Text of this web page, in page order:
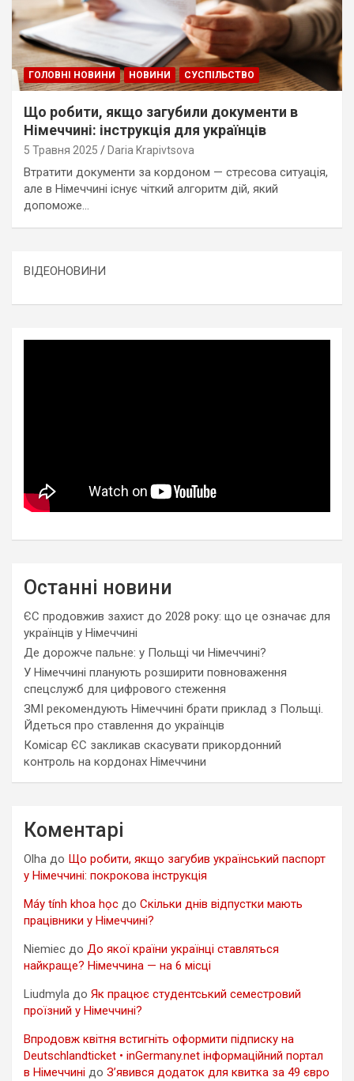
ГОЛОВНІ НОВИНИ НОВИНИ СУСПІЛЬСТВО
Що робити, якщо загубили документи в
Німеччині: інструкція для українців
5 Травня 2025 Daria Krapivtsova
Втратити документи за кордоном — стресова ситуація,
але в Німеччині існує чіткий алгоритм дій, який
допоможе…
ВІДЕОНОВИНИ
Останні новини
ЄС продовжив захист до 2028 року: що це означає для
українців у Німеччині
Де дорожче пальне: у Польщі чи Німеччині?
У Німеччині планують розширити повноваження
спецслужб для цифрового стеження
ЗМІ рекомендують Німеччині брати приклад з Польщі.
Йдеться про ставлення до українців
Комісар ЄС закликав скасувати прикордонний
контроль на кордонах Німеччини
Коментарі
Olha до Що робити, якщо загубив український паспорт
у Німеччині: покрокова інструкція
Máy tính khoa học до Скільки днів відпустки мають
працівники у Німеччині?
Niemiec до До якої країни українці ставляться
найкраще? Німеччина — на 6 місці
Liudmyla до Як працює студентський семестровий
проїзний у Німеччині?
Впродовж квітня встигніть оформити підписку на
Deutschlandticket • inGermany.net інформаційний портал
в Німеччині до З’явився додаток для квитка за 49 євро